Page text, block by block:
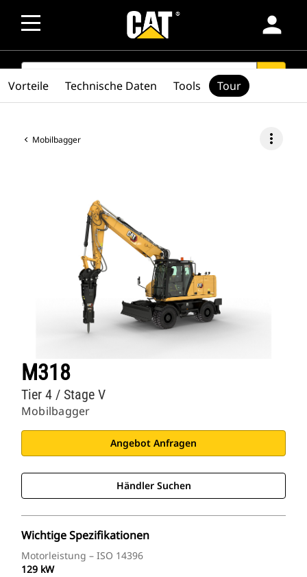
person
SEARCH
Mobilbagger more_vert
M318
Mobilbagger
Tier 4 / Stage V
Angebot Anfragen
Händler Suchen
Wichtige Spezifikationen
Motorleistung – ISO 14396
129 kW
Vorteile Technische Daten Tools Tour